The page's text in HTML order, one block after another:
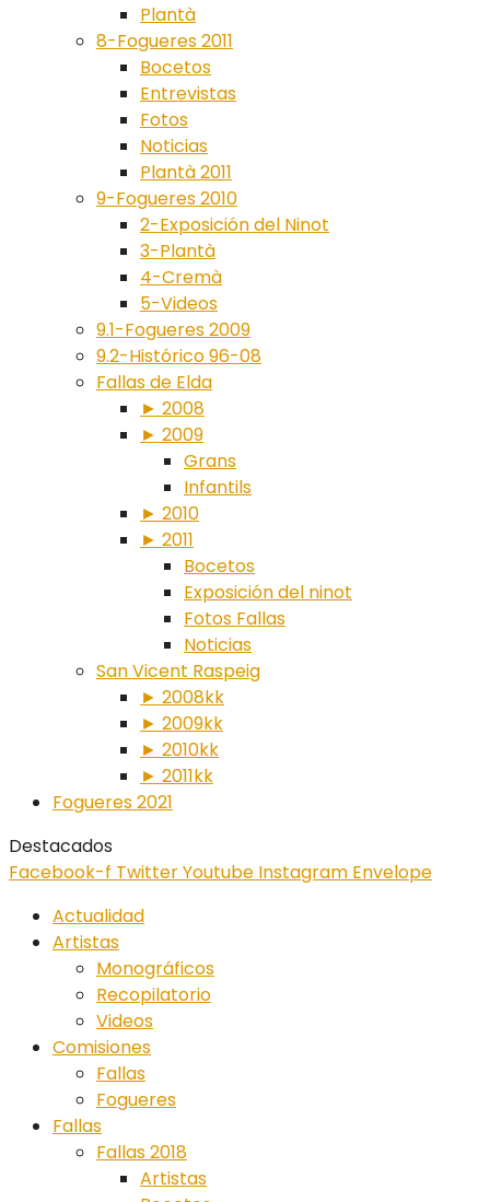
Plantà
8-Fogueres 2011
Bocetos
Entrevistas
Fotos
Noticias
Plantà 2011
9-Fogueres 2010
2-Exposición del Ninot
3-Plantà
4-Cremà
5-Videos
9.1-Fogueres 2009
9.2-Histórico 96-08
Fallas de Elda
► 2008
► 2009
Grans
Infantils
► 2010
► 2011
Bocetos
Exposición del ninot
Fotos Fallas
Noticias
San Vicent Raspeig
► 2008kk
► 2009kk
► 2010kk
► 2011kk
Fogueres 2021
Destacados
Facebook-f TwitterYoutube Instagram Envelope
Actualidad
Artistas
Monográficos
Recopilatorio
Videos
Comisiones
Fallas
Fogueres
Fallas
Fallas 2018
Artistas